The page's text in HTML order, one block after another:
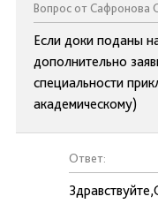
Вопрос от Сафронова
Если доки поданы
дополнительно
специальности
академическому)
Ответ: